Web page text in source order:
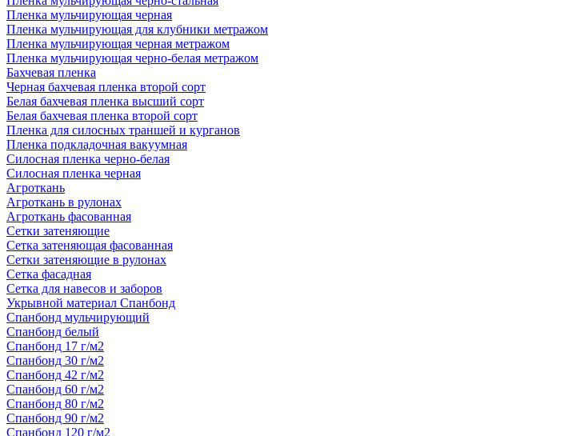
Пленка мульчирующая черная
Пленка мульчирующая для клубники метражом
Пленка мульчирующая черная метражом
Пленка мульчирующая черно-белая метражом
Бахчевая пленка
Черная бахчевая пленка второй сорт
Белая бахчевая пленка высший сорт
Белая бахчевая пленка второй сорт
Пленка для силосных траншей и курганов
Пленка подкладочная вакуумная
Силосная пленка черно-белая
Силосная пленка черная
Агроткань
Агроткань в рулонах
Агроткань фасованная
Сетки затеняющие
Сетка затеняющая фасованная
Сетки затеняющие в рулонах
Сетка фасадная
Сетка для навесов и заборов
Укрывной материал Спанбонд
Спанбонд мульчирующий
Спанбонд белый
Спанбонд 17 г/м2
Спанбонд 30 г/м2
Спанбонд 42 г/м2
Спанбонд 60 г/м2
Спанбонд 80 г/м2
Спанбонд 90 г/м2
Спанбонд 120 г/м2